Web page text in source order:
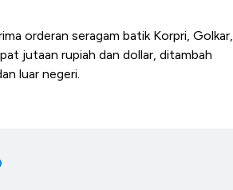
orderan seragam batik Korpri, Golkar,
jutaan rupiah dan dollar, ditambah
luar negeri.